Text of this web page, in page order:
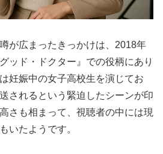
が広まったきっかけは、2018年
ッド・ドクター』での役柄にあり
妊娠中の女子高校生を演じてお
されるという緊迫したシーンが印
さも相まって、視聴者の中には現
いたようです。